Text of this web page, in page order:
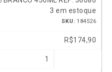
3 em estoque
SKU: 184526
R$174,90
1